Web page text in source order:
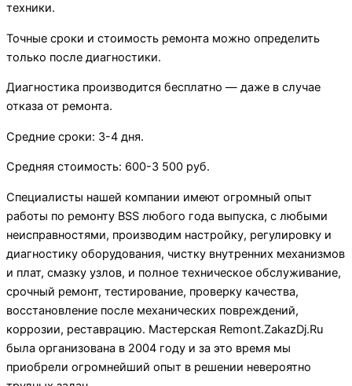
техники.
Точные сроки и стоимость ремонта можно определить
только после диагностики.
Диагностика производится бесплатно — даже в случае
отказа от ремонта.
Средние сроки: 3-4 дня.
Средняя стоимость: 600-3 500 руб.
Специалисты нашей компании имеют огромный опыт
работы по ремонту BSS любого года выпуска, с любыми
неисправностями, производим настройку, регулировку и
диагностику оборудования, чистку внутренних механизмов
и плат, смазку узлов, и полное техническое обслуживание,
срочный ремонт, тестирование, проверку качества,
восстановление после механических повреждений,
коррозии, реставрацию. Мастерская Remont.ZakazDj.Ru
была организована в 2004 году и за это время мы
приобрели огромнейший опыт в решении невероятно